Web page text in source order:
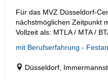
Für das MVZ Düsseldorf-
nächstmöglichen Zeitpunkt
Vollzeit als: MTLA / MTA /
mit Berufserfahrung -
Düsseldorf,